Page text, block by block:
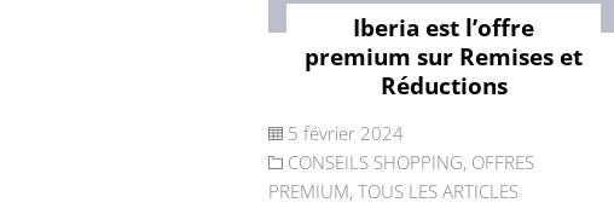
Iberia est l’offre
premium sur Remises et
Réductions
5 février 2024
CONSEILS SHOPPING, OFFRES
PREMIUM, TOUS LES ARTICLES